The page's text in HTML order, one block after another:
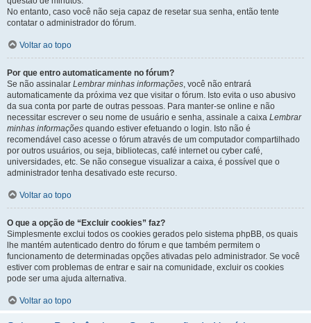
No entanto, caso você não seja capaz de resetar sua senha, então tente
contatar o administrador do fórum.
Voltar ao topo
Por que entro automaticamente no fórum?
Se não assinalar Lembrar minhas informações, você não entrará
automaticamente da próxima vez que visitar o fórum. Isto evita o uso abusivo
da sua conta por parte de outras pessoas. Para manter-se online e não
necessitar escrever o seu nome de usuário e senha, assinale a caixa Lembrar
minhas informações quando estiver efetuando o login. Isto não é
recomendável caso acesse o fórum através de um computador compartilhado
por outros usuários, ou seja, bibliotecas, café internet ou cyber café,
universidades, etc. Se não consegue visualizar a caixa, é possível que o
administrador tenha desativado este recurso.
Voltar ao topo
O que a opção de “Excluir cookies” faz?
Simplesmente exclui todos os cookies gerados pelo sistema phpBB, os quais
lhe mantém autenticado dentro do fórum e que também permitem o
funcionamento de determinadas opções ativadas pelo administrador. Se você
estiver com problemas de entrar e sair na comunidade, excluir os cookies
pode ser uma ajuda alternativa.
Voltar ao topo